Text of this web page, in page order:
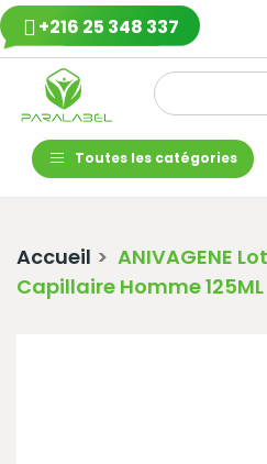
+216 25 348 337
Toutes les catégories
Accueil
ANIVAGENE
Capillaire Homme 125ML